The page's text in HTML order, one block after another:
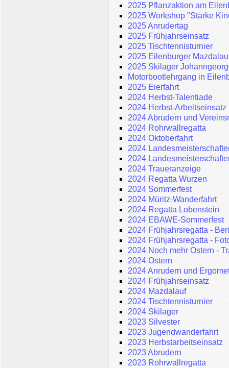
2025 Pflanzaktion am
2025 Workshop "Starke
2025 Anrudertag
2025 Frühjahrseinsatz
2025 Tischtennisturnier
2025 Eilenburger
2025 Skilager
Motorbootlehrgang in
2025 Eierfahrt
2024 Herbst-Talentiade
2024 Herbst-Arbeitseinsatz
2024 Abrudern und
2024 Rohrwallregatta
2024 Oktoberfahrt
2024
2024
2024 Traueranzeige
2024 Regatta Wurzen
2024 Sommerfest
2024 Müritz-Wanderfahrt
2024 Regatta Lobenstein
2024 EBAWE-Sommerfest
2024 Frühjahrsregatta -
2024 Frühjahrsregatta -
2024 Noch mehr Ostern -
2024 Ostern
2024 Anrudern und
2024 Frühjahrseinsatz
2024 Mazdalauf
2024 Tischtennisturnier
2024 Skilager
2023 Silvester
2023 Jugendwanderfahrt
2023 Herbstarbeitseinsatz
2023 Abrudern
2023 Rohrwallregatta